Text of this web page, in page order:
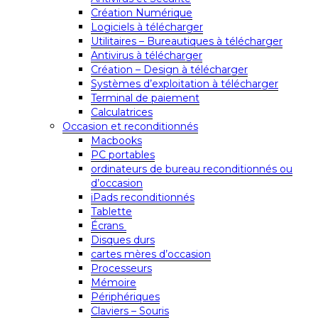
Création Numérique
Logiciels à télécharger
Utilitaires – Bureautiques à télécharger
Antivirus à télécharger
Création – Design à télécharger
Systèmes d’exploitation à télécharger
Terminal de paiement
Calculatrices
Occasion et reconditionnés
Macbooks
PC portables
ordinateurs de bureau reconditionnés ou
d’occasion
iPads reconditionnés
Tablette
Écrans
Disques durs
cartes mères d’occasion
Processeurs
Mémoire
Périphériques
Claviers – Souris